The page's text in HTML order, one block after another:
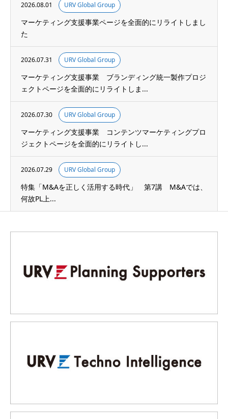
2026.08.01 URV Global Group
マーケティング支援事業ページを全面的にリライトしまし
た
2026.07.31 URV Global Group
マーケティング支援事業 ブランディング統一製作プロジ
ェクトページを全面的にリライトしま...
2026.07.30 URV Global Group
マーケティング支援事業 コンテンツマーケティングプロ
ジェクトページを全面的にリライトし...
2026.07.29 URV Global Group
特集「M&Aを正しく活用する時代」 第7講 M&Aでは、
何故PL上...